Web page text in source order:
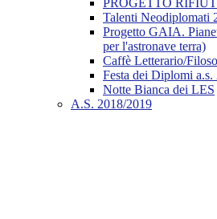
PROGETTO
Talenti Neodiplomati
Progetto GAIA.
per l'astronave terra)
Caffè Letterario/
Festa dei Diplomi a.s.
Notte Bianca dei LES
A.S. 2018/2019